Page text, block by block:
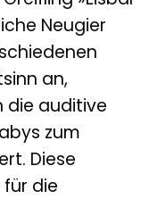
Neugier
an,
die auditive
zum
Diese
die